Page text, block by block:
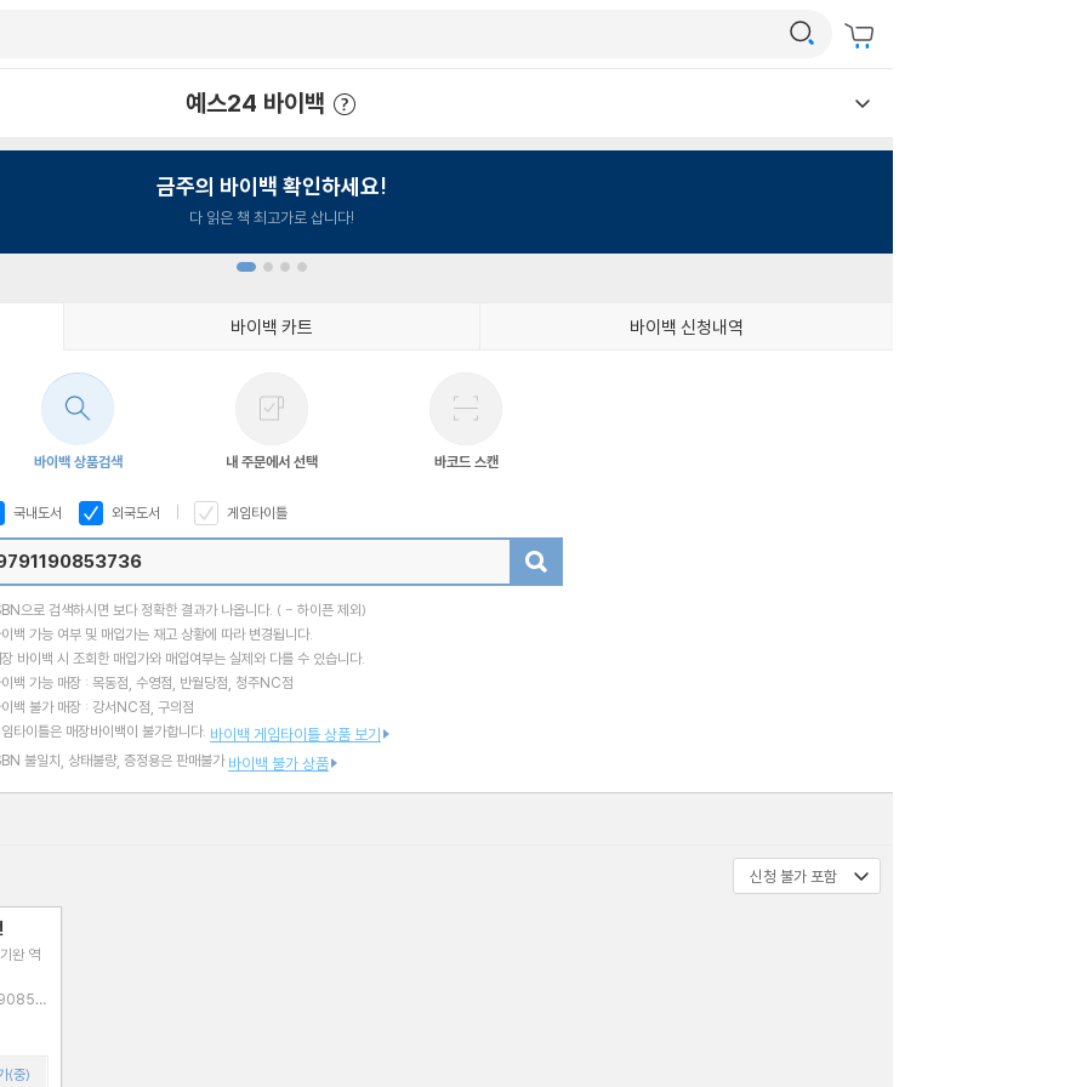
예스24 바이백
금주의 바이백 확인하세요!
다 읽은 책 최고가로 삽니다!
바이백 카트 바이백 신청내역
바이백 상품검색 내 주문에서 선택 바코드 스캔
국내도서 외국도서 게임타이틀
으로 검색하시면 보다 정확한 결과가 나옵니다. ( - 하이픈 제외)
백 가능 여부 및 매입가는 재고 상황에 따라 변경됩니다.
바이백 시 조회한 매입가와 매입여부는 실제와 다를 수 있습니다.
백 가능 매장 : 목동점, 수영점, 반월당점, 청주NC점
백 불가 매장 : 강서NC점, 구의점
타이틀은 매장바이백이 불가합니다. 바이백 게임타이틀 상품 보기
불일치, 상태불량, 증정용은 판매불가 바이백 불가 상품
완 역
(중)